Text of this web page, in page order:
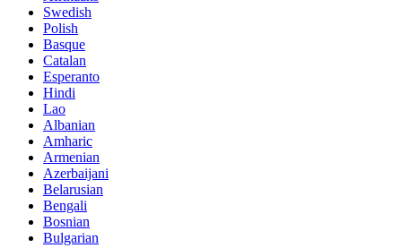
Swedish
Polish
Basque
Catalan
Esperanto
Hindi
Lao
Albanian
Amharic
Armenian
Azerbaijani
Belarusian
Bengali
Bosnian
Bulgarian